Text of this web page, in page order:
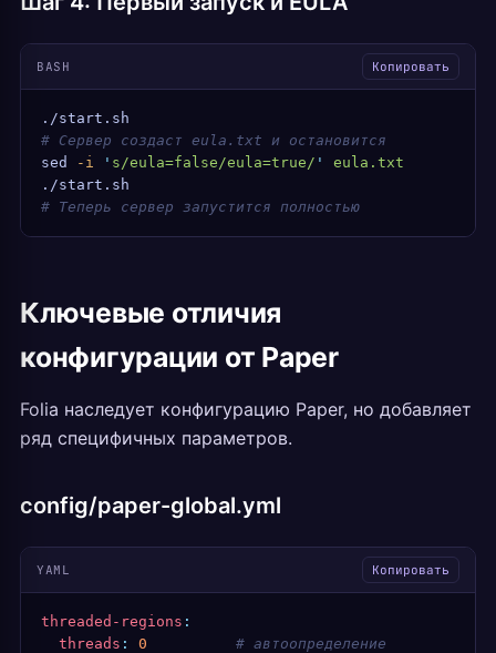
BASH Копировать
./start.sh
# Сервер создаст eula.txt и остановится
sed
-i ' s/eula=false/eula=true/ '
eula.txt
./start.sh
# Теперь сервер запустится полностью
Ключевые отличия
конфигурации от Paper
Folia наследует конфигурацию Paper, но добавляет
ряд специфичных параметров.
config/paper-global.yml
YAML Копировать
threaded-regions :
  threads
: 0
          # автоопределение